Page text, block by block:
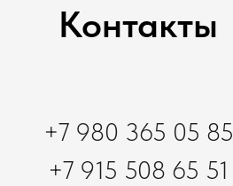
Контакты
+7 980 365 05 85
+7 915 508 65 51